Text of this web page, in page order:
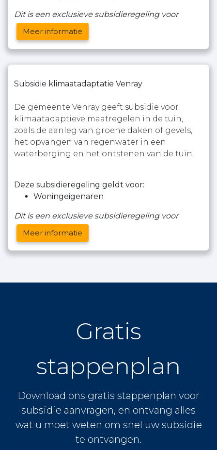
Dit is een exclusieve subsidieregeling voor
Meer informatie
Subsidie klimaatadaptatie Venray
De gemeente Venray geeft subsidie voor
klimaatadaptieve maatregelen in de tuin,
zoals de aanleg van groene daken of gevels,
het opvangen van regenwater in een
waterberging en het ontstenen van de tuin.
Deze subsidieregeling geldt voor:
Woningeigenaren
Dit is een exclusieve subsidieregeling voor
Meer informatie
Gratis
stappenplan
Download ons gratis stappenplan voor
subsidie aanvragen, en ontvang alles
wat u moet weten om snel uw subsidie
te ontvangen.